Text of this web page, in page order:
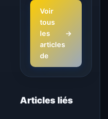
Voir
tous
les
articles
de
→
Articles liés